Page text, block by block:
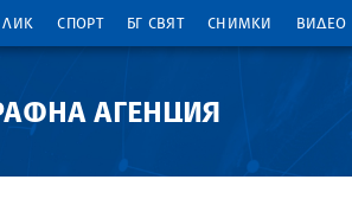
ЛИК СПОРТ БГ СВЯТ СНИМКИ ВИДЕО
АГЕНЦИЯ